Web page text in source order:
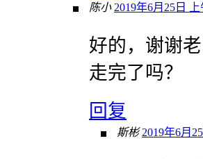
陈小 2019年6月25日 上
好的，谢谢
走完了吗？
回复
斯彬 2019年6月